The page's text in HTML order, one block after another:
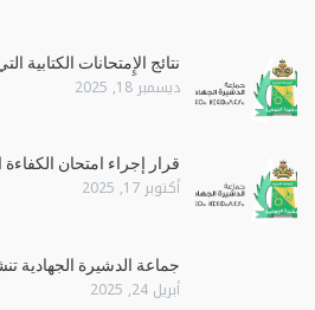
نتائج الإِمتحانات
ديسمبر 18, 2025
قرار إجراء امتحان الكفاءة
أكتوبر 17, 2025
جماعة الدشيرة الجهادية
أبريل 24, 2025